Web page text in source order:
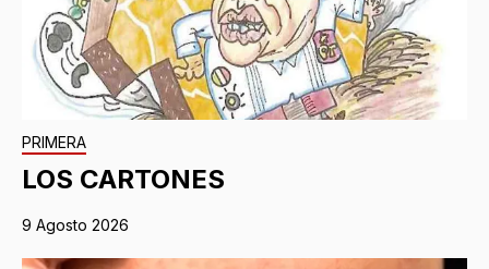
PRIMERA
LOS CARTONES
9 Agosto 2026